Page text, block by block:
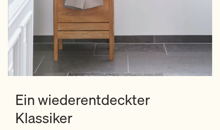
Ein wiederentdeckter
Klassiker